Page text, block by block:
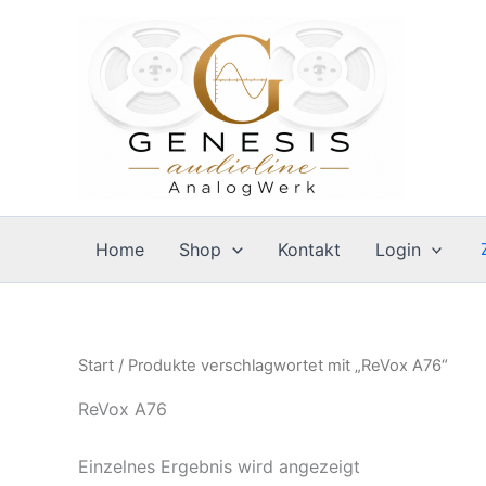
Home Shop Kontakt Login
Start / Produkte verschlagwortet mit „ReVox A76“
ReVox A76
Einzelnes Ergebnis wird angezeigt